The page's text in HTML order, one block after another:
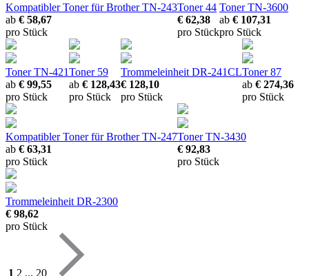
Kompatibler Toner für Brother TN-243
ab € 58,67
pro Stück
Toner 44
€ 62,38
pro Stück
Toner TN-3600
ab € 107,31
pro Stück
Toner TN-421
ab € 99,55
pro Stück
Toner 59
ab € 128,43
pro Stück
Trommeleinheit DR-241CL
€ 128,10
pro Stück
Toner 87
ab € 274,36
pro Stück
Kompatibler Toner für Brother TN-247
ab € 63,31
pro Stück
Toner TN-3430
€ 92,83
pro Stück
Trommeleinheit DR-2300
€ 98,62
pro Stück
1 2 ... 20